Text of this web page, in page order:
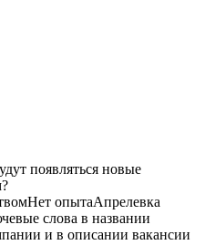
появляться новые
Нет опытаАпрелевка
слова в названии
и в описании вакансии